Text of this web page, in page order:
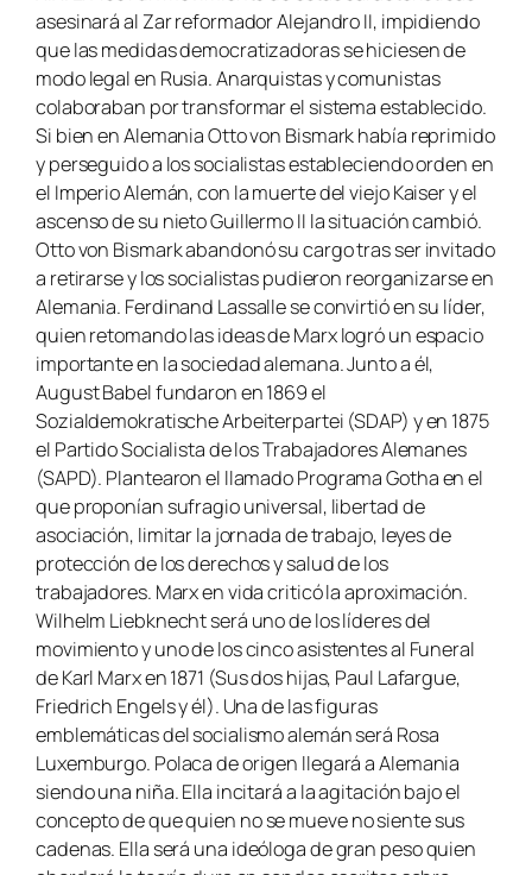
asesinará al Zar reformador Alejandro II, impidiendo
que las medidas democratizadoras se hiciesen de
modo legal en Rusia. Anarquistas y comunistas
colaboraban por transformar el sistema establecido.
Si bien en Alemania Otto von Bismark había reprimido
y perseguido a los socialistas estableciendo orden en
el Imperio Alemán, con la muerte del viejo Kaiser y el
ascenso de su nieto Guillermo II la situación cambió.
Otto von Bismark abandonó su cargo tras ser invitado
a retirarse y los socialistas pudieron reorganizarse en
Alemania. Ferdinand Lassalle se convirtió en su líder,
quien retomando las ideas de Marx logró un espacio
importante en la sociedad alemana. Junto a él,
August Babel fundaron en 1869 el
Sozialdemokratische Arbeiterpartei (SDAP) y en 1875
el Partido Socialista de los Trabajadores Alemanes
(SAPD). Plantearon el llamadoPrograma Gothaen el
que proponían sufragio universal, libertad de
asociación, limitar la jornada de trabajo, leyes de
protección de los derechos y salud de los
trabajadores. Marx en vida criticó la aproximación.
Wilhelm Liebknecht será uno de los líderes del
movimiento y uno de los cinco asistentes al Funeral
de Karl Marx en 1871 (Sus dos hijas, Paul Lafargue,
Friedrich Engels y él). Una de las figuras
emblemáticas del socialismo alemán será Rosa
Luxemburgo. Polaca de origen llegará a Alemania
siendo una niña. Ella incitará a la agitación bajo el
concepto de quequien no se mueve no siente sus
cadenas. Ella será una ideóloga de gran peso quien